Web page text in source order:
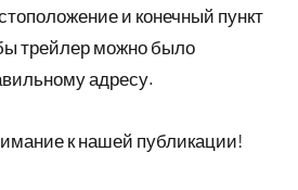
и конечный пункт
трейлер можно было
адресу.
к нашей публикации!